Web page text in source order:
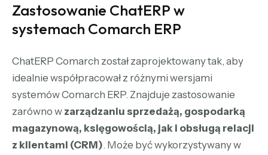
Zastosowanie ChatERP w
systemach Comarch ERP
ChatERP Comarch został zaprojektowany tak, aby
idealnie współpracował z różnymi wersjami
systemów Comarch ERP. Znajduje zastosowanie
zarówno w zarządzaniu sprzedażą, gospodarką
magazynową, księgowością, jak i obsługą relacji
z klientami (CRM). Może być wykorzystywany w